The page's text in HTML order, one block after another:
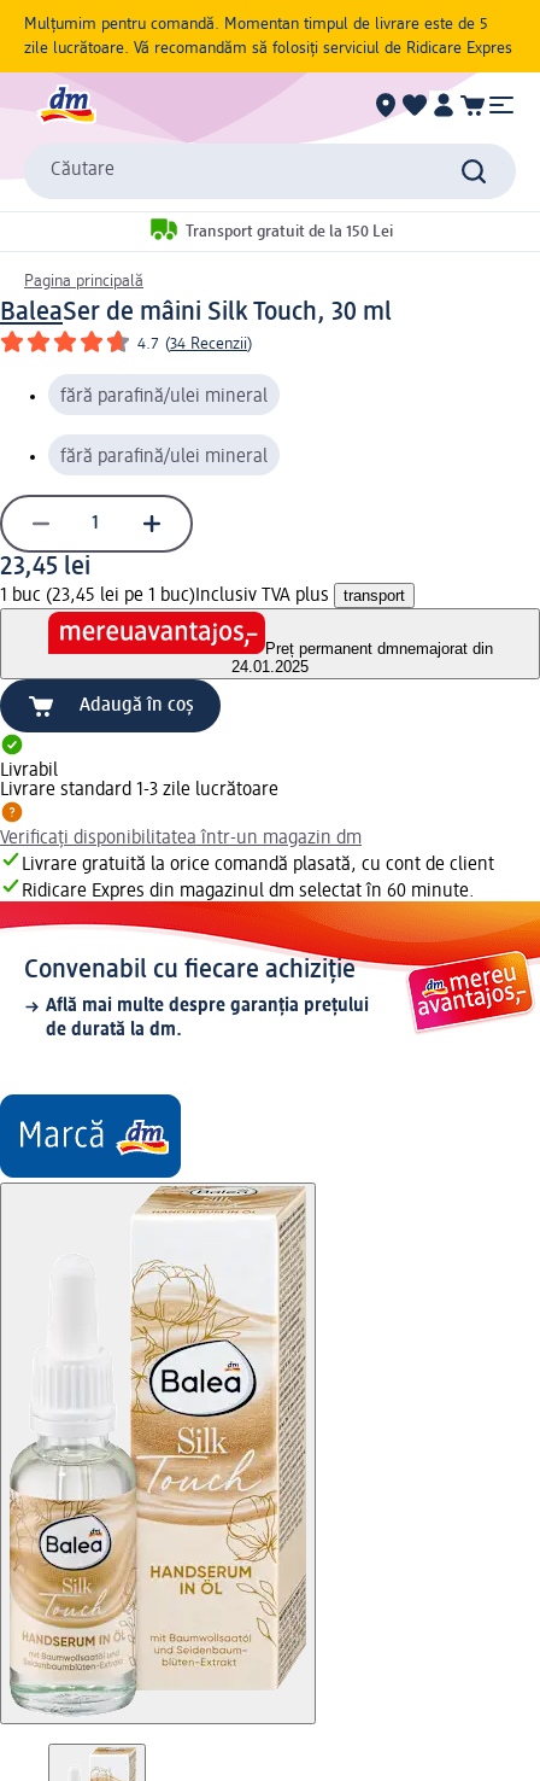
Mulțumim pentru comandă. Momentan timpul de livrare este de 5
zile lucrătoare. Vă recomandăm să folosiți serviciul de Ridicare Expres
Căutare
Transport gratuit de la 150 Lei
Pagina principală
BaleaSer de mâini Silk Touch, 30 ml
4.7 (34 Recenzii)
fără parafină/ulei mineral
fără parafină/ulei mineral
23,45 lei
1 buc (23,45 lei pe 1 buc) Inclusiv TVA plus transport
Preț permanent dmnemajorat din
24.01.2025
Adaugă în coș
Livrabil
Livrare standard 1-3 zile lucrătoare
Verificați disponibilitatea într-un magazin dm
Livrare gratuită la orice comandă plasată, cu cont de client
Ridicare Expres din magazinul dm selectat în 60 minute.
Convenabil cu fiecare achiziție
Află mai multe despre garanția prețului
de durată la dm.